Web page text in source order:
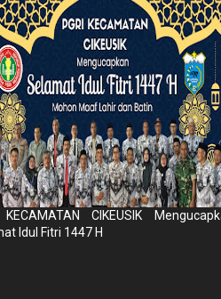
KECAMATAN CIKEUSIK
Idul Fitri 1447 H